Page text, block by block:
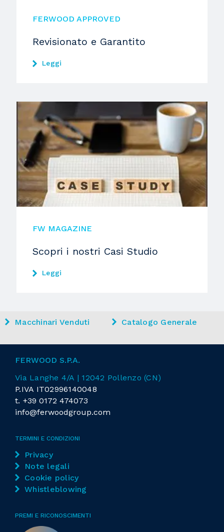
FERWOOD APPROVED
Revisionato e Garantito
Leggi
FW MAGAZINE
Scopri i nostri Casi Studio
Leggi
Macchinari Venduti Catalogo Generale
FERWOOD S.P.A.
Via Langhe 4/A | 12042 Pollenzo (CN)
P.IVA IT02996140048
t. +39 0172 474073
info@ferwoodgroup.com
TERMINI E CONDIZIONI
Privacy
Note legali
Cookie policy
Whistleblowing
PREMI E RICONOSCIMENTI